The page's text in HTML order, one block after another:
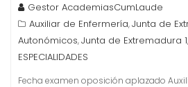
Gestor AcademiasCumLaude
Auxiliar de Enfermería,Junta de
Autonómicos,Junta de Extremadura 1,
ESPECIALIDADES
Fecha examen oposición aplazado